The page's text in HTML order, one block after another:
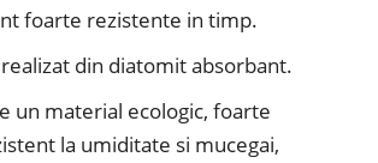
foarte rezistente in timp.
din diatomit absorbant.
un material ecologic, foarte
la umiditate si mucegai,